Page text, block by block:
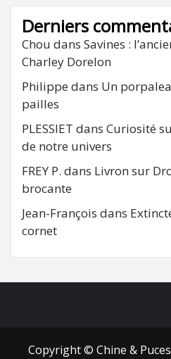
Derniers
Chou dans Savines :
Charley Dorelon
Philippe dans Un
pailles
PLESSIET dans Curiosité
de notre univers
FREY P. dans Livron sur
brocante
Jean-François dans
cornet
Copyright © Chine &